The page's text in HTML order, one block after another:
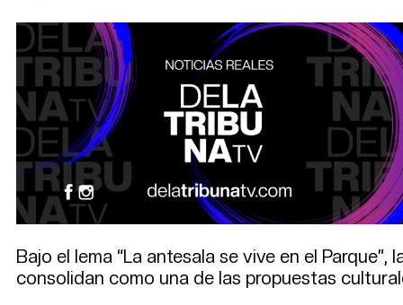
Bajo el lema “La antesala se vive en el
consolidan como una de las propuestas